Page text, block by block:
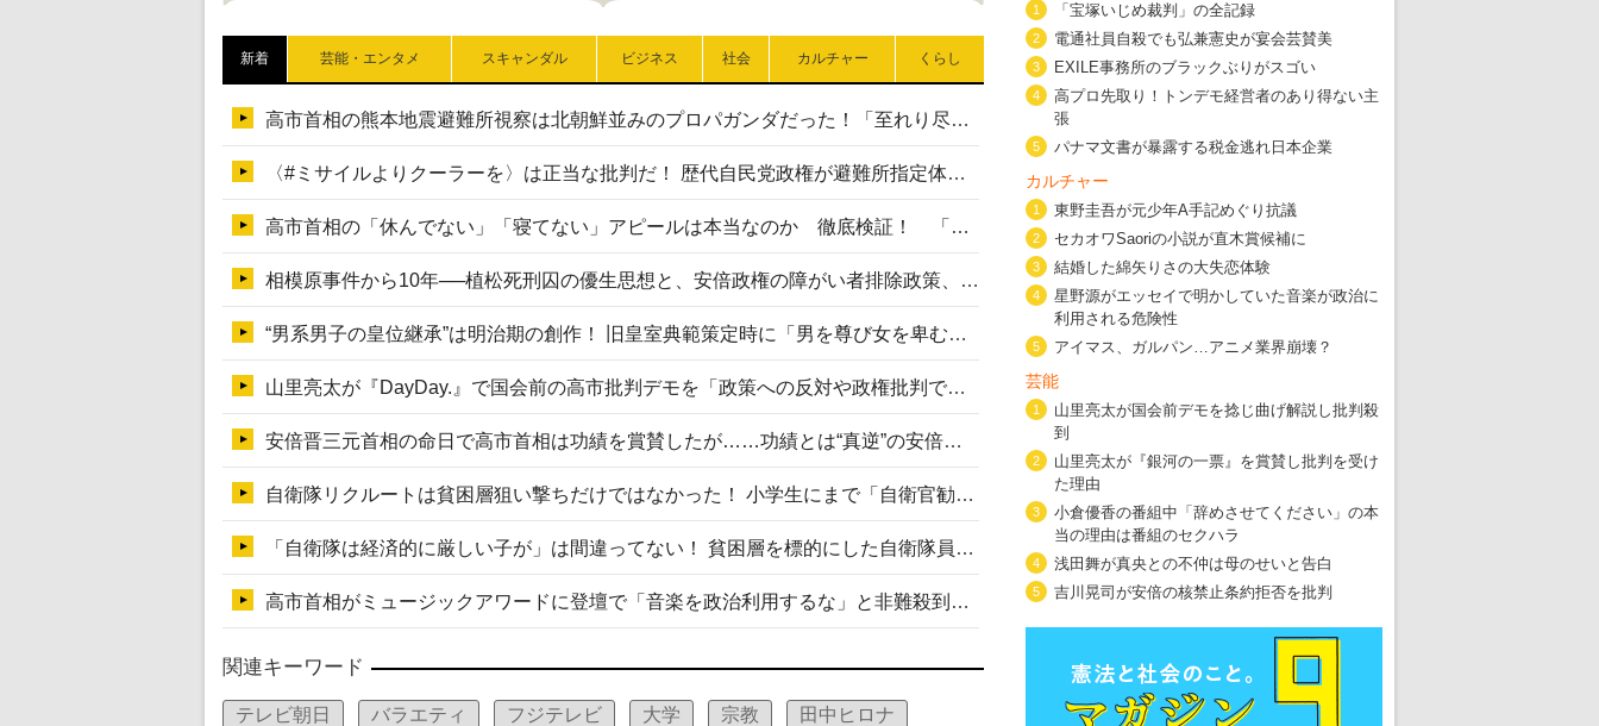
新着 芸能・エンタメ スキャンダル ビジネス 社会 カルチャー くらし
高市首相の熊本地震避難所視察は北朝鮮並みのプロパガンダだった！「至れり尽くせり」の選ばれた避難所の一方で実態は…
〈#ミサイルよりクーラーを〉は正当な批判だ！ 歴代自民党政権が避難所指定体育館へのエアコン設置を遅らせてきた客観的事実
高市首相の「休んでない」「寝てない」アピールは本当なのか 徹底検証！ 「資料読み込み」「アイロンがけ」も矛盾だらけ…
相模原事件から10年──植松死刑囚の優生思想と、安倍政権の障がい者排除政策、右派勢力の差別主義との関係を改めて問う
“男系男子の皇位継承”は明治期の創作！ 旧皇室典範策定時に「男を尊び女を卑むの慣習、人民の脳髄」とトンデモ論で女性天皇を否定
山里亮太が『DayDay.』で国会前の高市批判デモを「政策への反対や政権批判でない」と捻じ曲げ解説 デモ参加者から批判殺到
安倍晋三元首相の命日で高市首相は功績を賞賛したが……功績とは“真逆”の安倍元首相のトンデモ発言を振り返る
自衛隊リクルートは貧困層狙い撃ちだけではなかった！ 小学生にまで「自衛官勧誘」目的のパンフレット作成
「自衛隊は経済的に厳しい子が」は間違ってない！ 貧困層を標的にした自衛隊員募集、やす子、山上被告も…日本でも進む“経済的徴兵制”
高市首相がミュージックアワードに登壇で「音楽を政治利用するな」と非難殺到！ MAJの国策的本質を批判する声も
関連キーワード
テレビ朝日 バラエティ フジテレビ 大学 宗教 田中ヒロナ
1 「宝塚いじめ裁判」の全記録
2 電通社員自殺でも弘兼憲史が宴会芸賛美
3 EXILE事務所のブラックぶりがスゴい
4
高プロ先取り！トンデモ経営者のあり得ない主
張
5 パナマ文書が暴露する税金逃れ日本企業
カルチャー
1 東野圭吾が元少年A手記めぐり抗議
2 セカオワSaoriの小説が直木賞候補に
3 結婚した綿矢りさの大失恋体験
4
星野源がエッセイで明かしていた音楽が政治に
利用される危険性
5 アイマス、ガルパン…アニメ業界崩壊？
芸能
1
山里亮太が国会前デモを捻じ曲げ解説し批判殺
到
2
山里亮太が『銀河の一票』を賞賛し批判を受け
た理由
3
小倉優香の番組中「辞めさせてください」の本
当の理由は番組のセクハラ
4 浅田舞が真央との不仲は母のせいと告白
5 吉川晃司が安倍の核禁止条約拒否を批判